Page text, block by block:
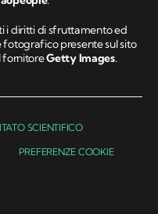
SCIENTIFICO